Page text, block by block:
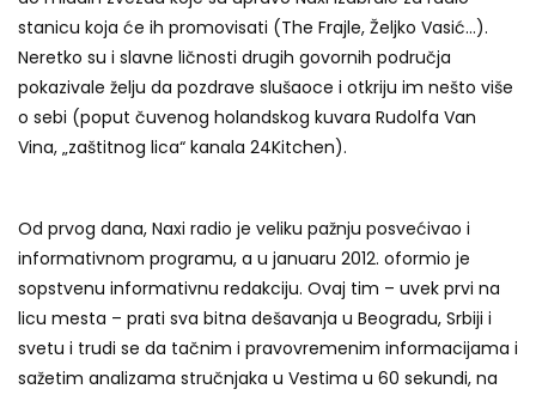
stanicu koja će ih promovisati (The Frajle, Željko Vasić…).
Neretko su i slavne ličnosti drugih govornih područja
pokazivale želju da pozdrave slušaoce i otkriju im nešto više
o sebi (poput čuvenog holandskog kuvara Rudolfa Van
Vina, „zaštitnog lica“ kanala 24Kitchen).
Od prvog dana, Naxi radio je veliku pažnju posvećivao i
informativnom programu, a u januaru 2012. oformio je
sopstvenu informativnu redakciju. Ovaj tim – uvek prvi na
licu mesta – prati sva bitna dešavanja u Beogradu, Srbiji i
svetu i trudi se da tačnim i pravovremenim informacijama i
sažetim analizama stručnjaka u Vestima u 60 sekundi, na